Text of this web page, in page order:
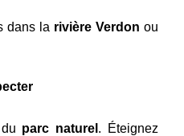
dans la rivière Verdon ou
parc naturel . Éteignez